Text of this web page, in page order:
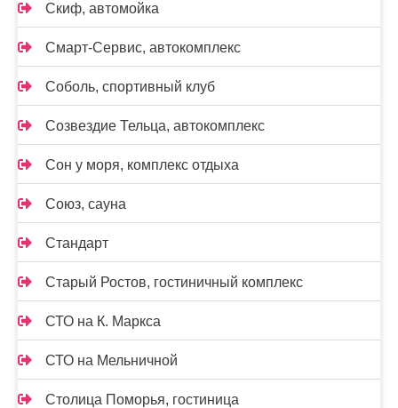
Скиф, автомойка
Смарт-Сервис, автокомплекс
Соболь, спортивный клуб
Созвездие Тельца, автокомплекс
Сон у моря, комплекс отдыха
Союз, сауна
Стандарт
Старый Ростов, гостиничный комплекс
СТО на К. Маркса
СТО на Мельничной
Столица Поморья, гостиница